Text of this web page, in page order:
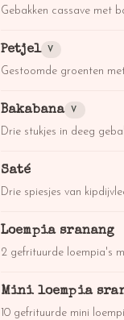
Gebakken cassave met
Petjel V
Gestoomde groenten
Bakabana V
Drie stukjes in deeg
Saté
Drie spiesjes van
Loempia sranang
2 gefrituurde loempia's
Mini loempia
10 gefrituurde mini